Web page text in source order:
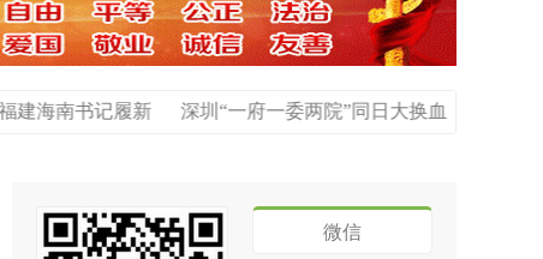
深圳“一府一委两院”同日大换血 最高法：2009年民众上访
微信